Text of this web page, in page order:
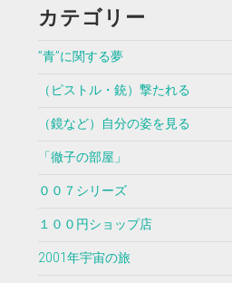
カテゴリー
”青”に関する夢
（ピストル・銃）撃たれる
（鏡など）自分の姿を見る
「徹子の部屋」
００７シリーズ
１００円ショップ店
2001年宇宙の旅